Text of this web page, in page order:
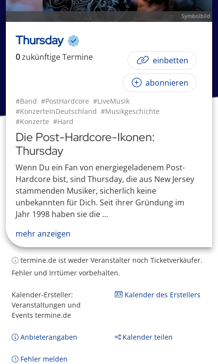
Symbolbild
Thursday
0zukünftigeTermine einbetten
abonnieren
#Band #PostHardcore #LiveMusik
#KonzerteInDeutschland #Musikgeschichte
#Konzerte #Hard
Die Post-Hardcore-Ikonen:
Thursday
Wenn Du ein Fan von energiegeladenem Post-
Hardcore bist, sind Thursday, die aus New Jersey
stammenden Musiker, sicherlich keine
unbekannten für Dich. Seit ihrer Gründung im
Jahr 1998 haben sie die ...
mehr anzeigen
termine.de ist weder Veranstalter noch Ticketverkäufer.
Fehler und Irrtümer vorbehalten.
Kalender-Ersteller:
Veranstaltungen und
Events termine.de
Kalender des Erstellers
Anbieterangaben Kalender teilen
Fehler melden